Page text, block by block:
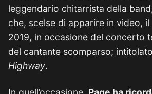
leggendario chitarrista della
che, scelse di apparire in video, il
2019, in occasione del concerto
del cantante scomparso; intitolato
Highway.